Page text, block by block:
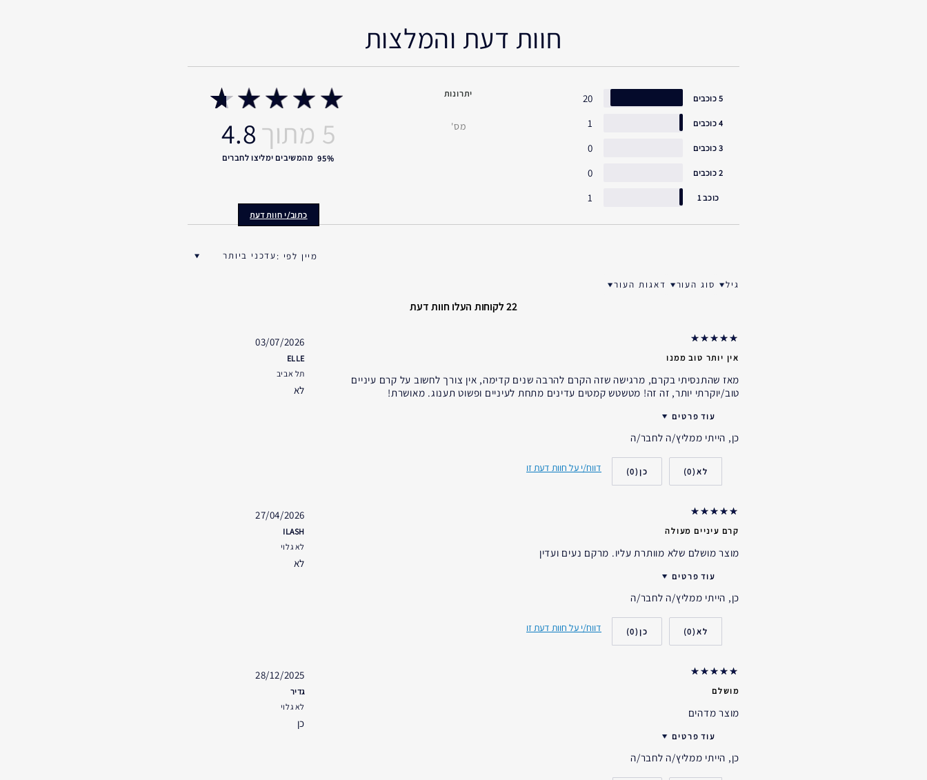
חוות דעת והמלצות
5 כוכבים 20
4 כוכבים 1
3 כוכבים 0
2 כוכבים 0
כוכב 1 1
יתרונות
מס' 4.8
כתוב/י חוות דעת
95% מהמשיבים ימליצו לחברים
גיל
סוג העור
דאגות העור
22 לקוחות העלו חוות דעת
אין יותר טוב ממנו
03/07/2026
ELLE
תל אביב
לא
מאז שהתנסיתי בקרם, מרגישה שזה הקרם להרבה שנים קדימה, אין צורך לחשוב על קרם עיניים
טוב/יוקרתי יותר, זה זה! מטשטש קמטים עדינים מתחת לעיניים ופשוט תענוג. מאושרת!
עוד פרטים
האם קיבלת במתנה?
גיל
סוג העור
אני משתמש/ת באסתי לאודר במשך
כן, הייתי ממליץ/ה לחבר/ה
0
0 דווח/י על חוות דעת זו
קרם עיניים מעולה
27/04/2026
ILASH
לא גלוי
לא
מוצר מושלם שלא מוותרת עליו. מרקם נעים ועדין
עוד פרטים
גיל
כן, הייתי ממליץ/ה לחבר/ה
0
0 דווח/י על חוות דעת זו
מושלם
28/12/2025
גדיר
לא גלוי
כן
מוצר מדהים
עוד פרטים
האם קיבלת במתנה?
גיל
כן, הייתי ממליץ/ה לחבר/ה